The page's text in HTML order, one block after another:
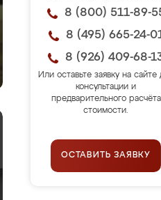
8 (800) 511-89-
8 (495) 665-24-
8 (926) 409-68-
Или оставьте заявку на сайте
консультации и
предварительного расчёта
стоимости.
ОСТАВИТЬ ЗАЯВКУ